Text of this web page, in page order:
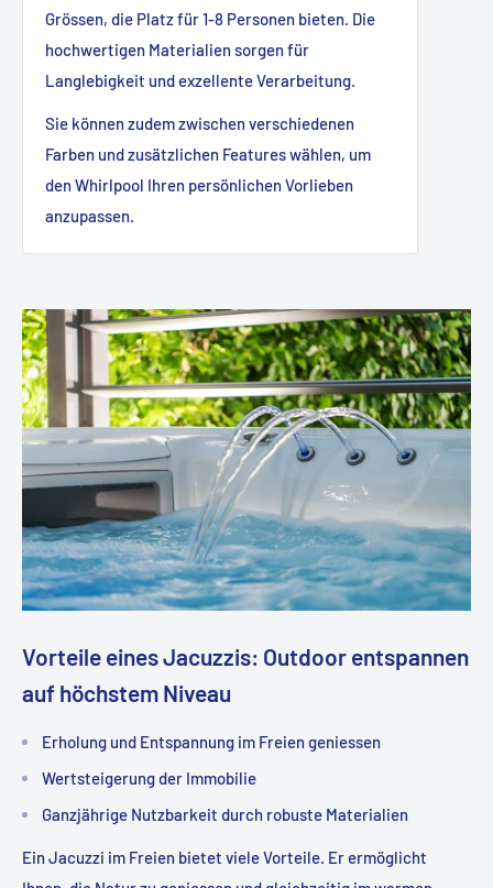
Grössen, die Platz für 1-8 Personen bieten. Die
hochwertigen Materialien sorgen für
Langlebigkeit und exzellente Verarbeitung.
Sie können zudem zwischen verschiedenen
Farben und zusätzlichen Features wählen, um
den Whirlpool Ihren persönlichen Vorlieben
anzupassen.
Vorteile eines Jacuzzis: Outdoor entspannen
auf höchstem Niveau
Erholung und Entspannung im Freien geniessen
Wertsteigerung der Immobilie
Ganzjährige Nutzbarkeit durch robuste Materialien
Ein Jacuzzi im Freien bietet viele Vorteile. Er ermöglicht